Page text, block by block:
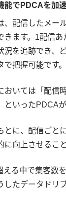
能でPDCAを加
、配信したメー
きます。1配信
況を追跡でき、
把握可能です。
おいては「配信
といったPDCA
とに、配信ごと
向上させるこ
る中で集客数
したデータドリ